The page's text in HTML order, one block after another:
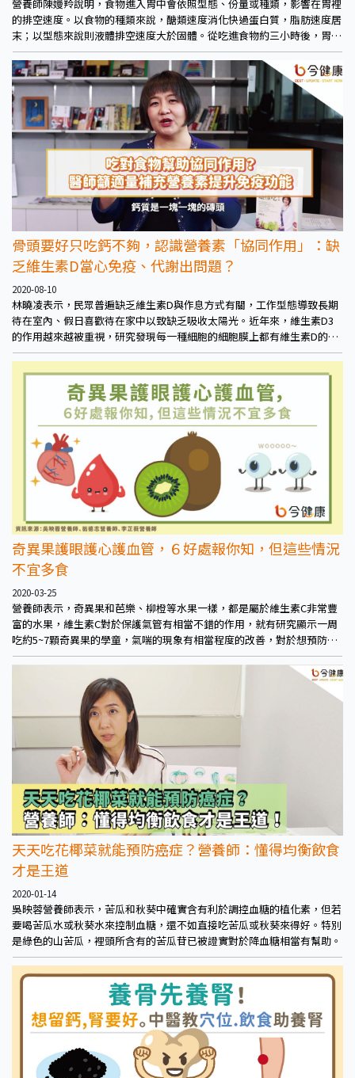
營養師陳嫚羚說明，食物進入胃中會依照型態、份量或種類，影響在胃裡
的排空速度。以食物的種類來說，醣類速度消化快過蛋白質，脂肪速度居
末；以型態來說則液體排空速度大於固體。從吃進食物約三小時後，胃中
的食物殘餘量會小於8%，因此如果擔心不能一起吃的疑慮，可以考慮間
隔兩個小時再吃較妥當。
骨頭要好只吃鈣不夠，認識營養素「協同作用」：缺
乏維生素D當心免疫、代謝出問題？
2020-08-10
林曉凌表示，民眾普遍缺乏維生素D與作息方式有關，工作型態導致長期
待在室內、假日喜歡待在家中以致缺乏吸收太陽光。近年來，維生素D3
的作用越來越被重視，研究發現每一種細胞的細胞膜上都有維生素D的受
體，因此與細胞健康具有重要關聯，包括免疫力、代謝功能、維持細胞週
奇異果護眼護心護血管，６好處報你知，但這些情況
不宜多食
2020-03-25
營養師表示，奇異果和芭樂、柳橙等水果一樣，都是屬於維生素C非常豐
富的水果，維生素C對於保護氣管有相當不錯的作用，就有研究顯示一周
吃約5~7顆奇異果的學童，氣喘的現象有相當程度的改善，對於想預防或
減緩氣喘的人來說是個不錯的選擇。
天天吃花椰菜就能預防癌症？營養師：懂得均衡飲食
才是王道
2020-01-14
吳映蓉營養師表示，苦瓜和秋葵中確實含有利於調控血糖的植化素，但若
要喝苦瓜水或秋葵水來控制血糖，還不如直接吃苦瓜或秋葵來得好。特別
是綠色的山苦瓜，裡頭所含有的苦瓜苷已被證實對於降血糖相當有幫助。